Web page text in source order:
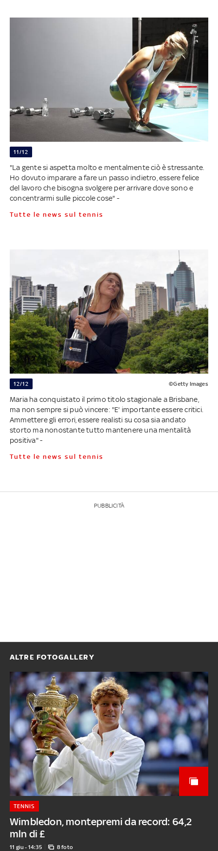
11/12
"La gente si aspetta molto e mentalmente ciò è stressante.
Ho dovuto imparare a fare un passo indietro, essere felice
del lavoro che bisogna svolgere per arrivare dove sono e
concentrarmi sulle piccole cose" -
Tutte le news sul tennis
12/12 ©Getty Images
Maria ha conquistato il primo titolo stagionale a Brisbane,
ma non sempre si può vincere: "E' importante essere critici.
Ammettere gli errori, essere realisti su cosa sia andato
storto ma nonostante tutto mantenere una mentalità
positiva" -
Tutte le news sul tennis
PUBBLICITÀ
ALTRE FOTOGALLERY
Wimbledon, montepremi da record: 64,2
mln di £
TENNIS
11 giu - 14:35 8 foto